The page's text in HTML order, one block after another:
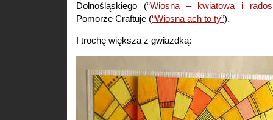
Dolnośląskiego (“Wiosna – kwiatowa i
Pomorze Craftuje (“Wiosna ach to ty”).
I trochę większa z gwiazdką: